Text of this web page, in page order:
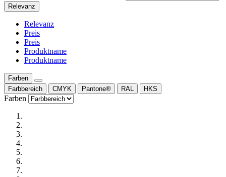
Relevanz
Relevanz
Preis
Preis
Produktname
Produktname
Farben
Farbbereich
CMYK Pantone® RAL HKS
Farben